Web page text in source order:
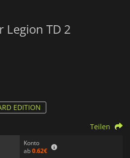
Legion TD 2
EDITION
Konto
ab0.62€
Teilen